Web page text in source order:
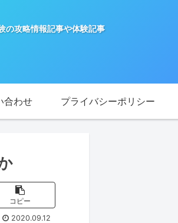
の攻略情報記事や体験記事
合わせ プライバシーポリシー
コピー
2020.09.12